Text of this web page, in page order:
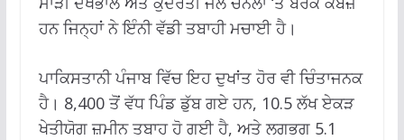
ਹਨ ਜਿਨ੍ਹਾਂ ਨੇ ਇੰਨੀ ਵੱਡੀ ਤਬਾਹੀ ਮਚਾਈ ਹੈ।
ਪਾਕਿਸਤਾਨੀ ਪੰਜਾਬ ਵਿੱਚ ਇਹ ਦੁਖਾਂਤ ਹੋਰ ਵੀ ਚਿੰਤਾਜਨਕ
ਹੈ। 8,400 ਤੋਂ ਵੱਧ ਪਿੰਡ ਡੁੱਬ ਗਏ ਹਨ, 10.5 ਲੱਖ ਏਕੜ
ਖੇਤੀਯੋਗ ਜ਼ਮੀਨ ਤਬਾਹ ਹੋ ਗਈ ਹੈ, ਅਤੇ ਲਗਭਗ 5.1